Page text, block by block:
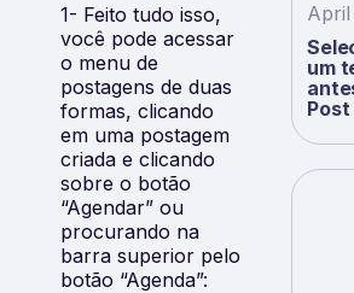
1- Feito tudo isso,
você pode acessar
o menu de
postagens de duas
formas, clicando
em uma postagem
criada e clicando
sobre o botão
“Agendar” ou
procurando na
barra superior pelo
botão “Agenda”:
um
Post